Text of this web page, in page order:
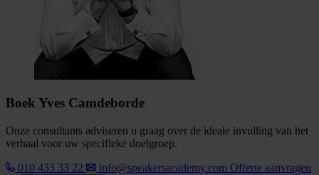
Boek Yves Camdeborde
Onze consultants adviseren u graag over de ideale invulling van het
verhaal voor uw specifieke doelgroep.
010 433 33 22
info@speakersacademy.com Offerte aanvragen